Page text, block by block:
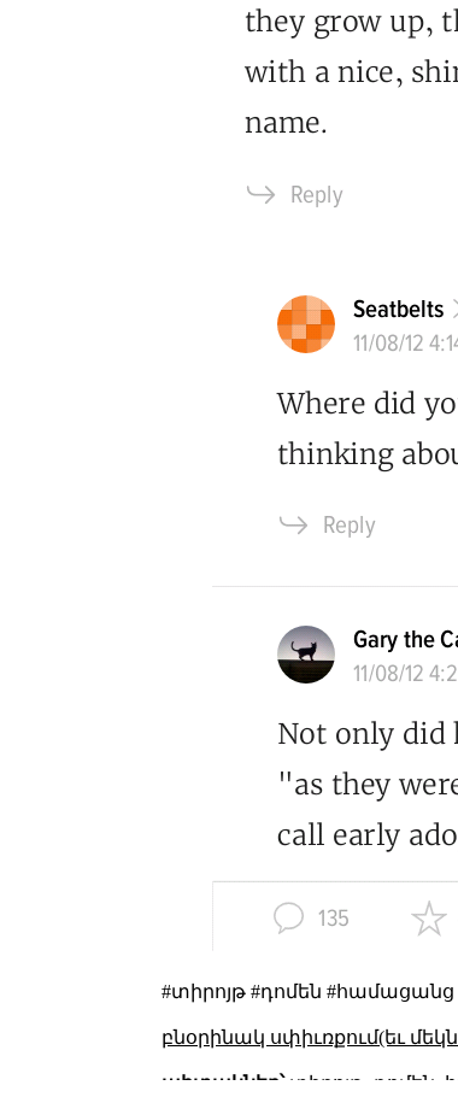
#տիրոյթ #դոմեն
բնօրինակ սփիւռքում(եւ
պիտակներ՝ տիրոյթ դոմեն